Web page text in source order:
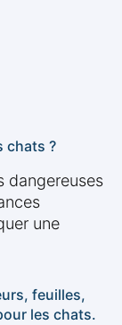
chats ?
dangereuses
une
feuilles,
les chats.